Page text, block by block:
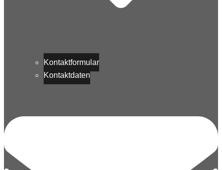
Kontaktformular
Kontaktdaten